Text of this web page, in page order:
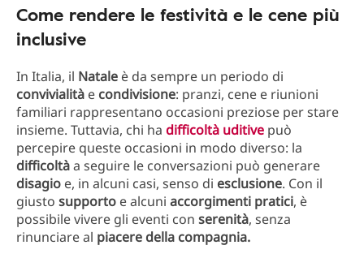
Come rendere le festività e le cene più
inclusive
In Italia, il Natale è da sempre un periodo di
convivialità e condivisione: pranzi, cene e riunioni
familiari rappresentano occasioni preziose per stare
insieme. Tuttavia, chi ha difficoltà uditive può
percepire queste occasioni in modo diverso: la
difficoltàa seguire le conversazioni può generare
disagio e, in alcuni casi, senso di esclusione. Con il
giusto supporto e alcuni accorgimenti pratici, è
possibile vivere gli eventi con serenità, senza
rinunciare al piacere della compagnia.